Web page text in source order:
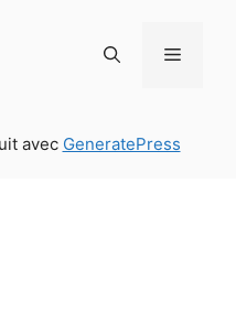
Menu
avec GeneratePress